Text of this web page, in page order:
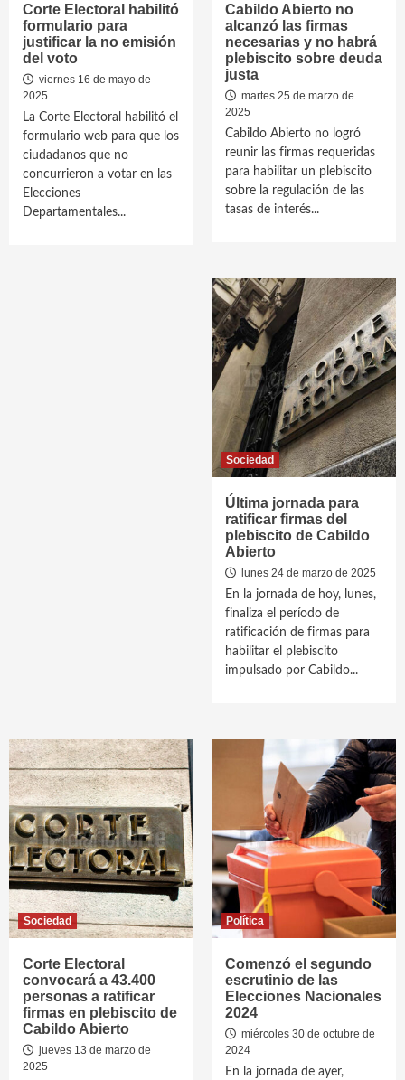
Corte Electoral habilitó
formulario para
justificar la no emisión
del voto
viernes 16 de mayo de
2025
La Corte Electoral habilitó el
formulario web para que los
ciudadanos que no
concurrieron a votar en las
Elecciones
Departamentales...
Cabildo Abierto no
alcanzó las firmas
necesarias y no habrá
plebiscito sobre deuda
justa
martes 25 de marzo de
2025
Cabildo Abierto no logró
reunir las firmas requeridas
para habilitar un plebiscito
sobre la regulación de las
tasas de interés...
Sociedad
Última jornada para
ratificar firmas del
plebiscito de Cabildo
Abierto
lunes 24 de marzo de 2025
En la jornada de hoy, lunes,
finaliza el período de
ratificación de firmas para
habilitar el plebiscito
impulsado por Cabildo...
Sociedad
Corte Electoral
convocará a 43.400
personas a ratificar
firmas en plebiscito de
Cabildo Abierto
jueves 13 de marzo de
2025
Política
Comenzó el segundo
escrutinio de las
Elecciones Nacionales
2024
miércoles 30 de octubre de
2024
En la jornada de ayer,